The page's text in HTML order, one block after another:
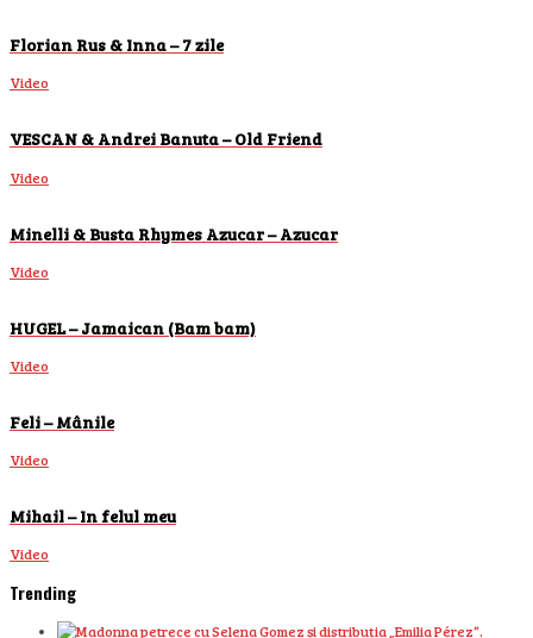
Florian Rus & Inna – 7 zile
Video
VESCAN & Andrei Banuta – Old Friend
Video
Minelli & Busta Rhymes Azucar – Azucar
Video
HUGEL – Jamaican (Bam bam)
Video
Feli – Mânile
Video
Mihail – In felul meu
Video
Trending